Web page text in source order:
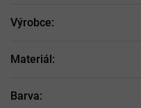
Výrobce:
Materiál:
Barva: